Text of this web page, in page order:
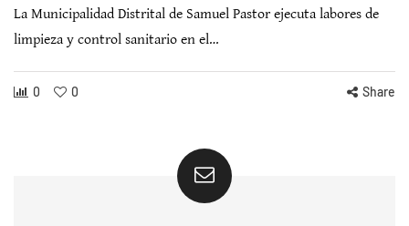
La Municipalidad Distrital de Samuel Pastor ejecuta labores de
limpieza y control sanitario en el…
0 0 Share